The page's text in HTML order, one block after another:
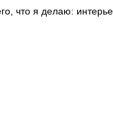
что я делаю: